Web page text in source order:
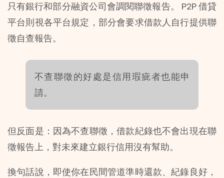
只有銀行和部分融資公司會調閱聯徵報告。 P2P 借貸
平台則視各平台規定，部分會要求借款人自行提供聯
徵自查報告。
不查聯徵的好處是信用瑕疵者也能申
請。
但反面是：因為不查聯徵，借款紀錄也不會出現在聯
徵報告上，對未來建立銀行信用沒有幫助。
換句話說，即使你在民間管道準時還款、紀錄良好，